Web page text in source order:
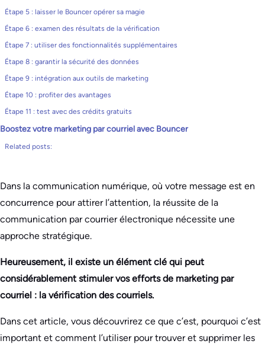
Étape 5 : laisser le Bouncer opérer sa magie
Étape 6 : examen des résultats de la vérification
Étape 7 : utiliser des fonctionnalités supplémentaires
Étape 8 : garantir la sécurité des données
Étape 9 : intégration aux outils de marketing
Étape 10 : profiter des avantages
Étape 11 : test avec des crédits gratuits
Boostez votre marketing par courriel avec Bouncer
Related posts:
Dans la communication numérique, où votre message est en
concurrence pour attirer l’attention, la réussite de la
communication par courrier électronique nécessite une
approche stratégique.
Heureusement, il existe un élément clé qui peut
considérablement stimuler vos efforts de marketing par
courriel : la vérification des courriels.
Dans cet article, vous découvrirez ce que c’est, pourquoi c’est
important et comment l’utiliser pour trouver et supprimer les